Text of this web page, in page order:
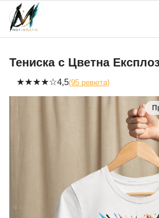
Skip
content
Тениска с Цветна
★★★★☆4,5(95 ревюта)